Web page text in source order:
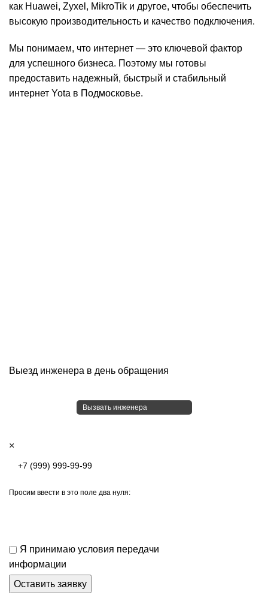
как Huawei, Zyxel, MikroTik и другое, чтобы обеспечить
высокую производительность и качество подключения.
Мы понимаем, что интернет — это ключевой фактор
для успешного бизнеса. Поэтому мы готовы
предоставить надежный, быстрый и стабильный
интернет Yota в Подмосковье.
Выезд инженера в день обращения
Вызвать инженера
×
Просим ввести в это поле два нуля:
Я принимаю условия передачи
информации